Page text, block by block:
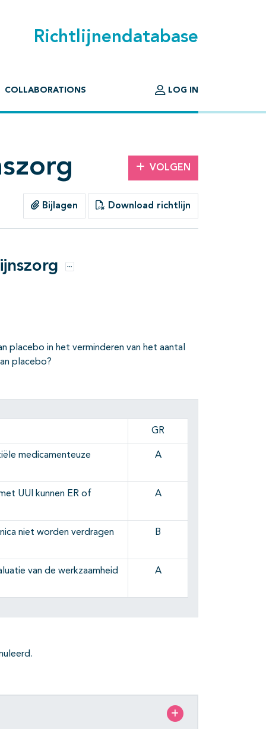
Richtlijnendatabase
COLLABORATIONS LOG IN
VOLGEN
Bijlagen Download richtlijn
Opties
placebo in het verminderen van het aantal
placebo?
GR
medicamenteuze A
UUI kunnen ER of A
niet worden verdragen B
van de werkzaamheid A